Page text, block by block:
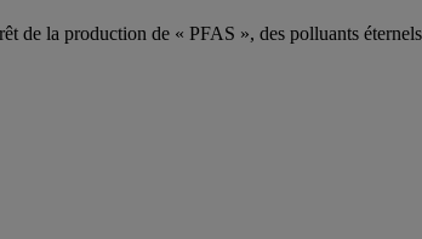
de la production de « PFAS », des polluants